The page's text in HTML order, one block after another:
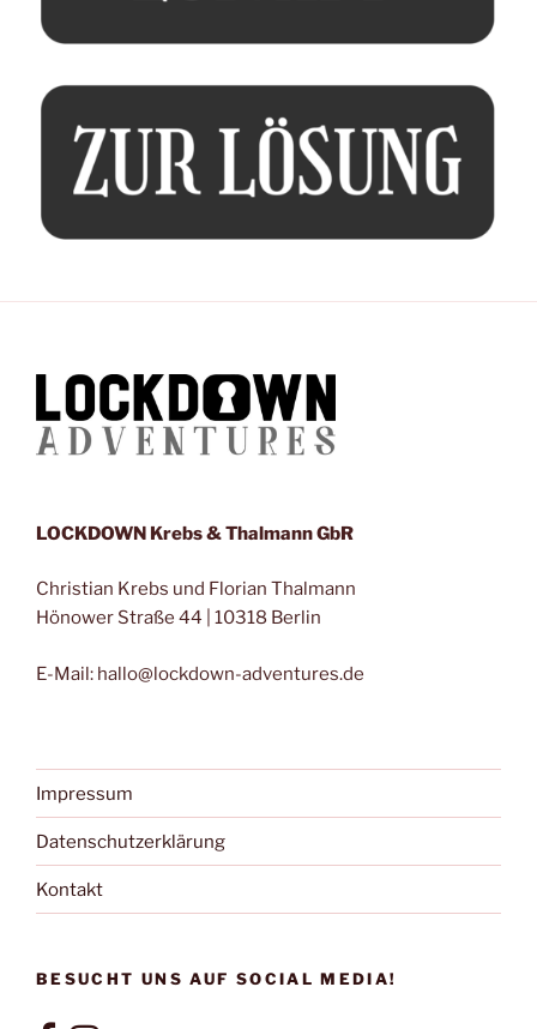
LOCKDOWN Krebs & Thalmann GbR
Christian Krebs und Florian Thalmann
Hönower Straße 44 | 10318 Berlin
E-Mail: hallo@lockdown-adventures.de
Impressum
Datenschutzerklärung
Kontakt
BESUCHT UNS AUF SOCIAL MEDIA!